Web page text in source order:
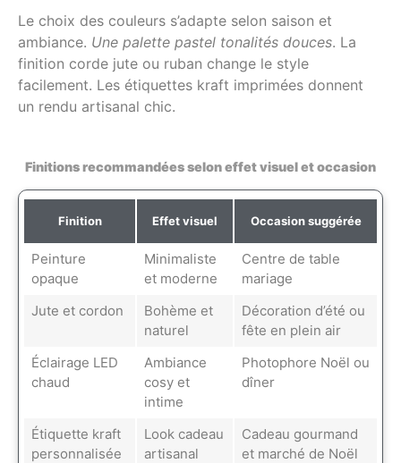
Le choix des couleurs s’adapte selon saison et
ambiance. Une palette pastel tonalités douces. La
finition corde jute ou ruban change le style
facilement. Les étiquettes kraft imprimées donnent
un rendu artisanal chic.
Finitions recommandées selon effet visuel et occasion
Finition Effet visuel Occasion suggérée
Peinture
opaque
Minimaliste
et moderne
Centre de table
mariage
Jute et cordon
Bohème et
naturel
Décoration d’été ou
fête en plein air
Éclairage LED
chaud
Ambiance
cosy et
intime
Photophore Noël ou
dîner
Étiquette kraft
personnalisée
Look cadeau
artisanal
Cadeau gourmand
et marché de Noël